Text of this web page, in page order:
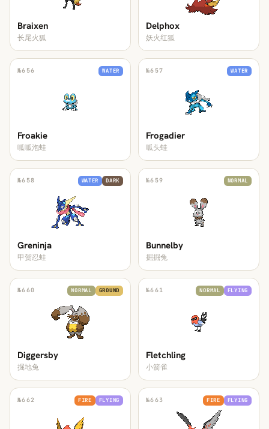
Braixen
长尾火狐
Delphox
妖火红狐
№656 WATER
Froakie
呱呱泡蛙
№657 WATER
Frogadier
呱头蛙
№658 WATER DARK
Greninja
甲贺忍蛙
№659 NORMAL
Bunnelby
掘掘兔
№660 NORMAL GROUND
Diggersby
掘地兔
№661 NORMAL FLYING
Fletchling
小箭雀
№662 FIRE FLYING №663 FIRE FLYING